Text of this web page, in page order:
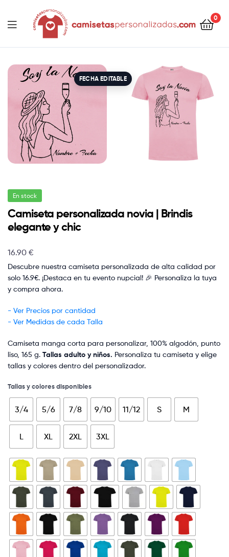
Camisetaspersonalizadas.com
0
FECHA EDITABLE
En stock
Camiseta personalizada novia | Brindis
elegante y chic
16.90 €
Descubre nuestra camiseta personalizada de alta calidad por
solo 16.9€. ¡Destaca en tu evento nupcial! 🎉 Personaliza la tuya
y compra ahora.
- Ver Precios por cantidad
- Ver Medidas de cada Talla
Camiseta manga corta para personalizar, 100% algodón, punto
liso, 165 g. Tallas adulto y niños. Personaliza tu camiseta y elige
tallas y colores dentro del personalizador.
Tallas y colores disponibles
3/4 5/6 7/8 9/10 11/12 S M
L XL 2XL 3XL